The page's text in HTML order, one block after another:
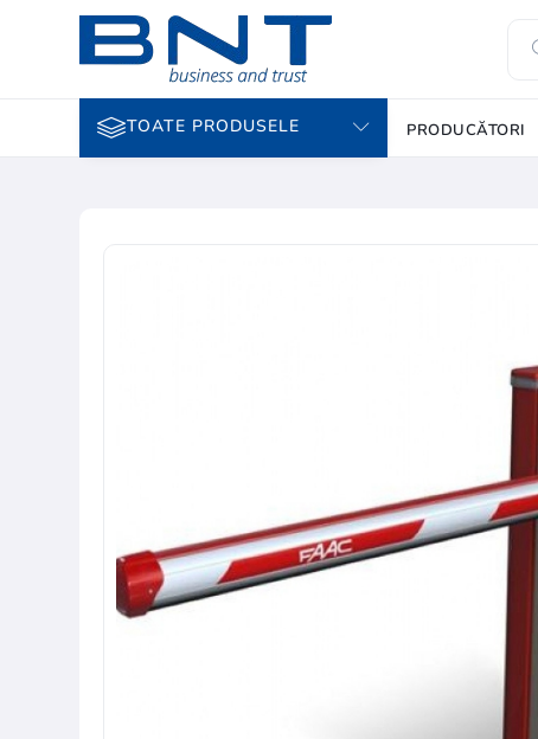
TOATE PRODUSELE PRODUCĂTORI